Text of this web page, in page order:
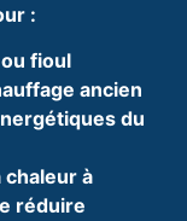
:
fioul
ancien
du
chaleur à
réduire